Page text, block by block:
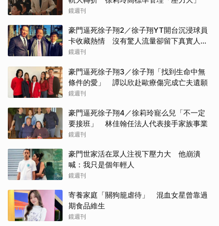
鏡週刊
豪門逼死徐子翔2／徐子翔YT開台沉浸球員
卡收藏熱情 沒有驚人流量卻留下真實人生
記錄
鏡週刊
豪門逼死徐子翔3／徐子翔「找到生命中無
條件的愛」 譚以欣赴歐療傷完成亡夫遺願
鏡週刊
豪門逼死徐子翔4／徐莉玲寵么兒「不一定
要接班」 林佳翰任法人代表接手家族事業
鏡週刊
豪門世家活在眾人注視下壓力大 他崩潰
喊：我只是個年輕人
鏡週刊
寄養家庭「關狗籠虐待」 混血女星曾靠過
期食品維生
鏡週刊